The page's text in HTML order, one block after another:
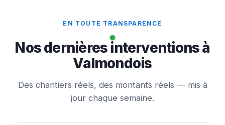
EN TOUTE TRANSPARENCE
Nos dernières interventions à
Valmondois
Des chantiers réels, des montants réels — mis à
jour chaque semaine.